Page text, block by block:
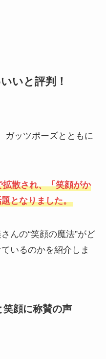
いと評判！
ガッツポーズとともに
散され、「笑顔がか
となりました。
んの“笑顔の魔法”がど
いるのかを紹介しま
笑顔に称賛の声